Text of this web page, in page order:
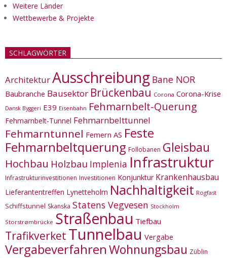
Weitere Länder
Wettbewerbe & Projekte
SCHLAGWÖRTER
ArchitekturAusschreibung Bane NOR
Baubranche Bausektor Brückenbau Corona Corona-Krise
Dansk Byggeri E39 Eisenbahn Fehmarnbelt-Querung
Fehmarnbelt-Tunnel Fehmarnbelttunnel
Fehmarntunnel Femern AS Feste
Fehmarnbeltquerung Follobanen Gleisbau
Hochbau Holzbau Implenia Infrastruktur
Infrastrukturinvestitionen Investitionen Konjunktur Krankenhausbau
Lieferantentreffen Lynetteholm Nachhaltigkeit Rogfast
Schiffstunnel Skanska Statens Vegvesen Stockholm
Storstrømbrücke Straßenbau Tiefbau
Trafikverket Tunnelbau Vergabe
VergabeverfahrenWohnungsbau Züblin